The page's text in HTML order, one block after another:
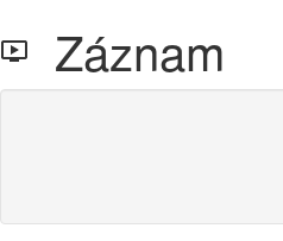
Záznam